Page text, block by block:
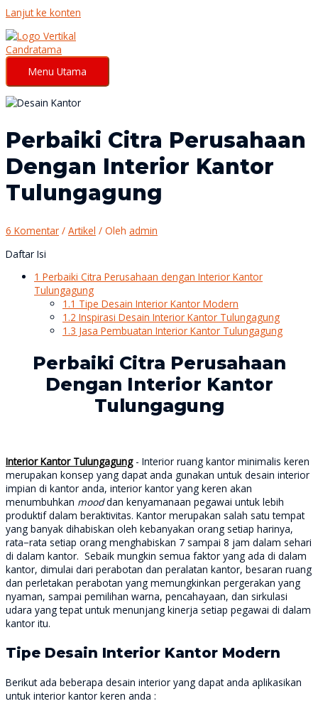
Lanjut ke konten
Menu Utama
Perbaiki Citra Perusahaan
Dengan Interior Kantor
Tulungagung
6 Komentar / Artikel / Oleh admin
Daftar Isi
1 Perbaiki Citra Perusahaan dengan Interior Kantor
Tulungagung
1.1 Tipe Desain Interior Kantor Modern
1.2 Inspirasi Desain Interior Kantor Tulungagung
1.3 Jasa Pembuatan Interior Kantor Tulungagung
Perbaiki Citra Perusahaan
Dengan Interior Kantor
Tulungagung
Interior Kantor Tulungagung- Interior ruang kantor minimalis keren
merupakan konsep yang dapat anda gunakan untuk desain interior
impian di kantor anda, interior kantor yang keren akan
menumbuhkan mooddan kenyamanaan pegawai untuk lebih
produktif dalam beraktivitas. Kantor merupakan salah satu tempat
yang banyak dihabiskan oleh kebanyakan orang setiap harinya,
rata−rata setiap orang menghabiskan 7 sampai 8 jam dalam sehari
di dalam kantor. Sebaik mungkin semua faktor yang ada di dalam
kantor, dimulai dari perabotan dan peralatan kantor, besaran ruang
dan perletakan perabotan yang memungkinkan pergerakan yang
nyaman, sampai pemilihan warna, pencahayaan, dan sirkulasi
udara yang tepat untuk menunjang kinerja setiap pegawai di dalam
kantor itu.
Tipe Desain Interior Kantor Modern
Berikut ada beberapa desain interior yang dapat anda aplikasikan
untuk interior kantor keren anda :